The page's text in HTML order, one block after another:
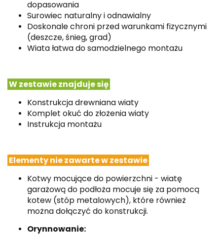
dopasowania
Surowiec naturalny i odnawialny
Doskonale chroni przed warunkami fizycznymi
(deszcze, śnieg, grad)
Wiata łatwa do samodzielnego montażu
W zestawie znajduje się
Konstrukcja drewniana wiaty
Komplet okuć do złożenia wiaty
Instrukcja montażu
Elementy nie zawarte w zestawie
Kotwy mocujące do powierzchni - wiatę
garażową do podłoża mocuje się za pomocą
kotew (stóp metalowych), które również
można dołączyć do konstrukcji.
Orynnowanie: